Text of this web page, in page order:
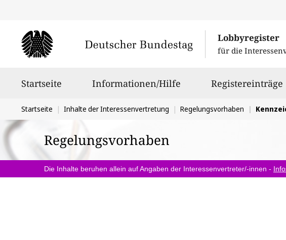
Lobbyregister
für die
Startseite Informationen/Hilfe Registereinträge
Sie
befinden
sich
hier:
Startseite Inhalte der Interessenvertretung Regelungsvorhaben
Regelungsvorhaben
Die Inhalte beruhen allein auf Angaben der Interessenvertreter/-innen -